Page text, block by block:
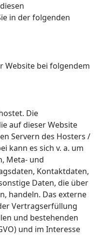
in der folgenden
Website bei folgendem
Die
auf dieser Website
Servern des Hosters /
kann es sich v. a. um
Meta- und
Kontaktdaten,
Daten, die über
handeln. Das externe
Vertragserfüllung
und bestehenden
und im Interesse